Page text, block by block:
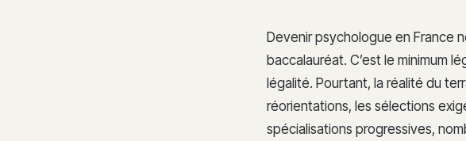
Devenir psychologue en France
baccalauréat. C’est le minimum
légalité. Pourtant, la réalité du
réorientations, les sélections
spécialisations progressives,